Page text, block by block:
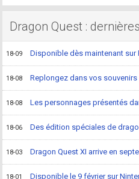
Dragon Quest :
18-09 Disponible dès maintenant sur
18-08 Replongez dans vos souvenirs
18-08 Les personnages présentés
18-06 Des édition spéciales de
18-03 Dragon Quest XI arrive en
18-01 Disponible le 9 février sur